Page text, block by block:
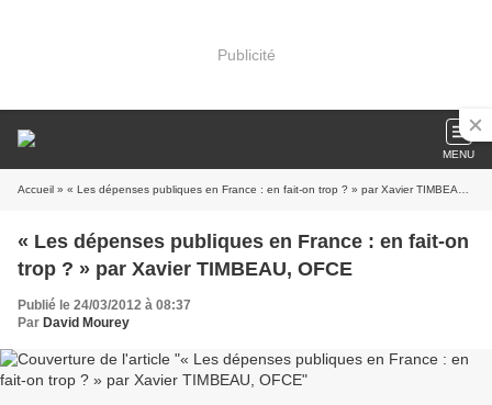
Publicité
MENU
Accueil » « Les dépenses publiques en France : en fait-on trop ? » par Xavier TIMBEAU, OFCE
« Les dépenses publiques en France : en fait-on
trop ? » par Xavier TIMBEAU, OFCE
Publié le 24/03/2012 à 08:37
Par David Mourey